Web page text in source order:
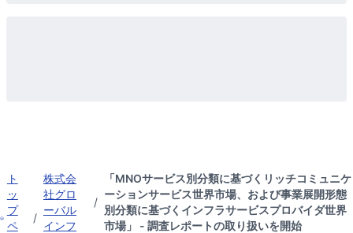
ト
ッ
プ
ペ
/
株式会
社グロ
ーバル
インフ
/
「MNOサービス別分類に基づくリッチコミュニケ
ーションサービス世界市場、および事業展開形態
別分類に基づくインフラサービスプロバイダ世界
市場」 - 調査レポートの取り扱いを開始